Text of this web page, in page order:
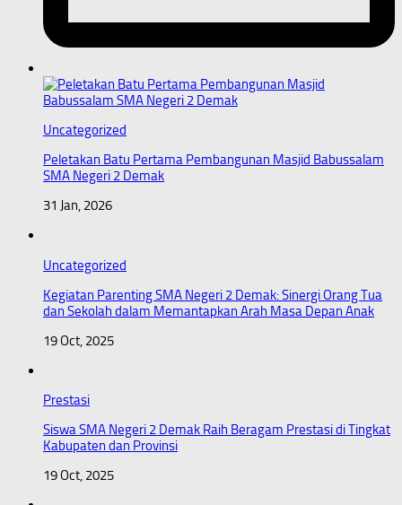
Uncategorized
Peletakan Batu Pertama Pembangunan Masjid Babussalam
SMA Negeri 2 Demak
31 Jan, 2026
Uncategorized
Kegiatan Parenting SMA Negeri 2 Demak: Sinergi Orang Tua
dan Sekolah dalam Memantapkan Arah Masa Depan Anak
19 Oct, 2025
Prestasi
Siswa SMA Negeri 2 Demak Raih Beragam Prestasi di Tingkat
Kabupaten dan Provinsi
19 Oct, 2025